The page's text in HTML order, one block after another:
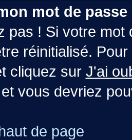
mot de passe
pas ! Si votre
réinitialisé.
cliquez sur J'ai
vous devriez
de page